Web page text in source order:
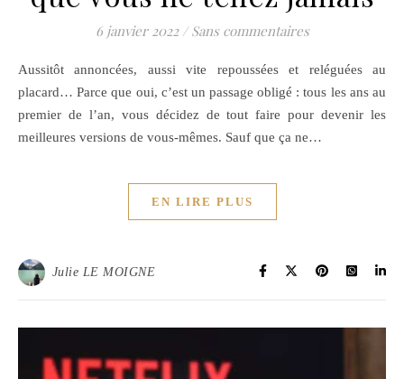
6 janvier 2022 / Sans commentaires
Aussitôt annoncées, aussi vite repoussées et reléguées au
placard… Parce que oui, c’est un passage obligé : tous les ans au
premier de l’an, vous décidez de tout faire pour devenir les
meilleures versions de vous-mêmes. Sauf que ça ne…
EN LIRE PLUS
Julie LE MOIGNE